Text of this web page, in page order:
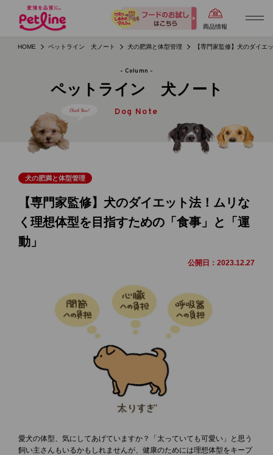
商品情報
HOME ペットライン 犬ノート 犬の肥満と体型管理 【専門家監修】犬のダイエ
- Column -
ペットライン 犬ノート
Dog Note
犬の肥満と体型管理
【専門家監修】犬のダイエット法！ムリな
く理想体型を目指すための「食事」と「運
動」
公開日：2023.12.27
愛犬の体型、気にしてあげていますか？「太っていても可愛い」と思う
飼い主さんもいるかもしれませんが、健康のためには理想体型をキープ